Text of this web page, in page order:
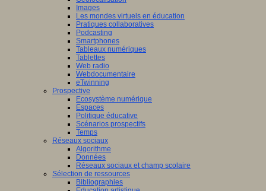
Images
Les mondes virtuels en éducation
Pratiques collaboratives
Podcasting
Smartphones
Tableaux numériques
Tablettes
Web radio
Webdocumentaire
eTwinning
Prospective
Ecosystème numérique
Espaces
Politique éducative
Scénarios prospectifs
Temps
Réseaux sociaux
Algorithme
Données
Réseaux sociaux et champ scolaire
Sélection de ressources
Bibliographies